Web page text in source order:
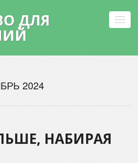
ДЛЯ
2024
НАБИРАЯ